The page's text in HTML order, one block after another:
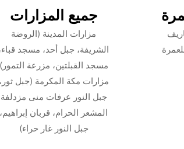
جميع المزارات
مزارات المدينة (الروضة
الشريفة، جبل أحد، مسجد
مسجد القبلتين، مزرعة التمور)
مزارات مكة المكرمة (جبل ثور،
جبل النور عرفات منى مزدلفة
المشعر الحرام، قربان إبراهيم،
جبل النور غار حراء)